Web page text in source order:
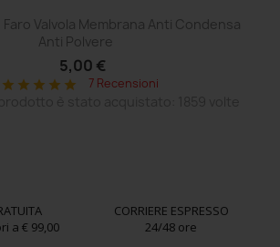
Faro Valvola Membrana Anti Condensa
Anti Polvere
5,00 €
star star star star star 7 Recensioni
a € 99,00
CORRIERE ESPRESSO
24/48 ore